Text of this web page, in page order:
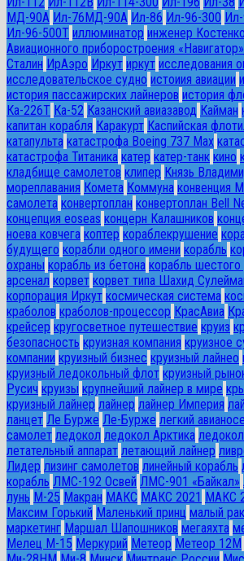
МД-90А Ил-76МД-90А Ил-86 Ил-96-300
Ил-96-500Т иллюминатор инженер Костенко
Авиационного приборостроения «Навигатор»
Сталин ИрАэро Иркут иркут исследования
исследовательское судно истоиия авиации
история пассажирских лайнеров история
Ка-226Т Ка-52 Казанский авиазавод Кайман
капитан корабля Каракурт Каспийская
катапульта катастрофа Boeing 737 Max
катастрофа Титаника катер катер-танк кино
кладбище самолетов клипер Князь
мореплавания Комета Коммуна конвенция
самолета конвертоплан конвертоплан Bell
концепция eoseas концерн Калашников
ноева ковчега коптер кораблекрушение
будущего корабли одного имени корабль
охраны корабль из бетона корабль шестого
арсенал корвет корвет типа Шахид
корпорация Иркут космическая система
краболов краболов-процессор КрасАвиа
крейсер кругосветное путешествие круиз
безопасность круизная компания круизное
компании круизный бизнес круизный лайнео
круизный ледокольный флот круизный
Русич круизы крупнейший лайнер в мире
круизный лайнер лайнер лайнер Империя
ланцет Ле Бурже Ле-Бурже легкий
самолет ледокол ледокол Арктика
летательный аппарат летающий лайнер
Лидер лизинг самолетов линейный корабль
корабль ЛМС-192 Освей ЛМС-901 «Байкал»
лунь М-25 Макран МАКС МАКС 2021 МАКС
Максим Горький Маленький принц малый
маркетинг Маршал Шапошников мегаяхта
Мелец М-15 Меркурий Метеор Метеор 12М